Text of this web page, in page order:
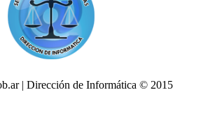
| Dirección de Informática © 2015